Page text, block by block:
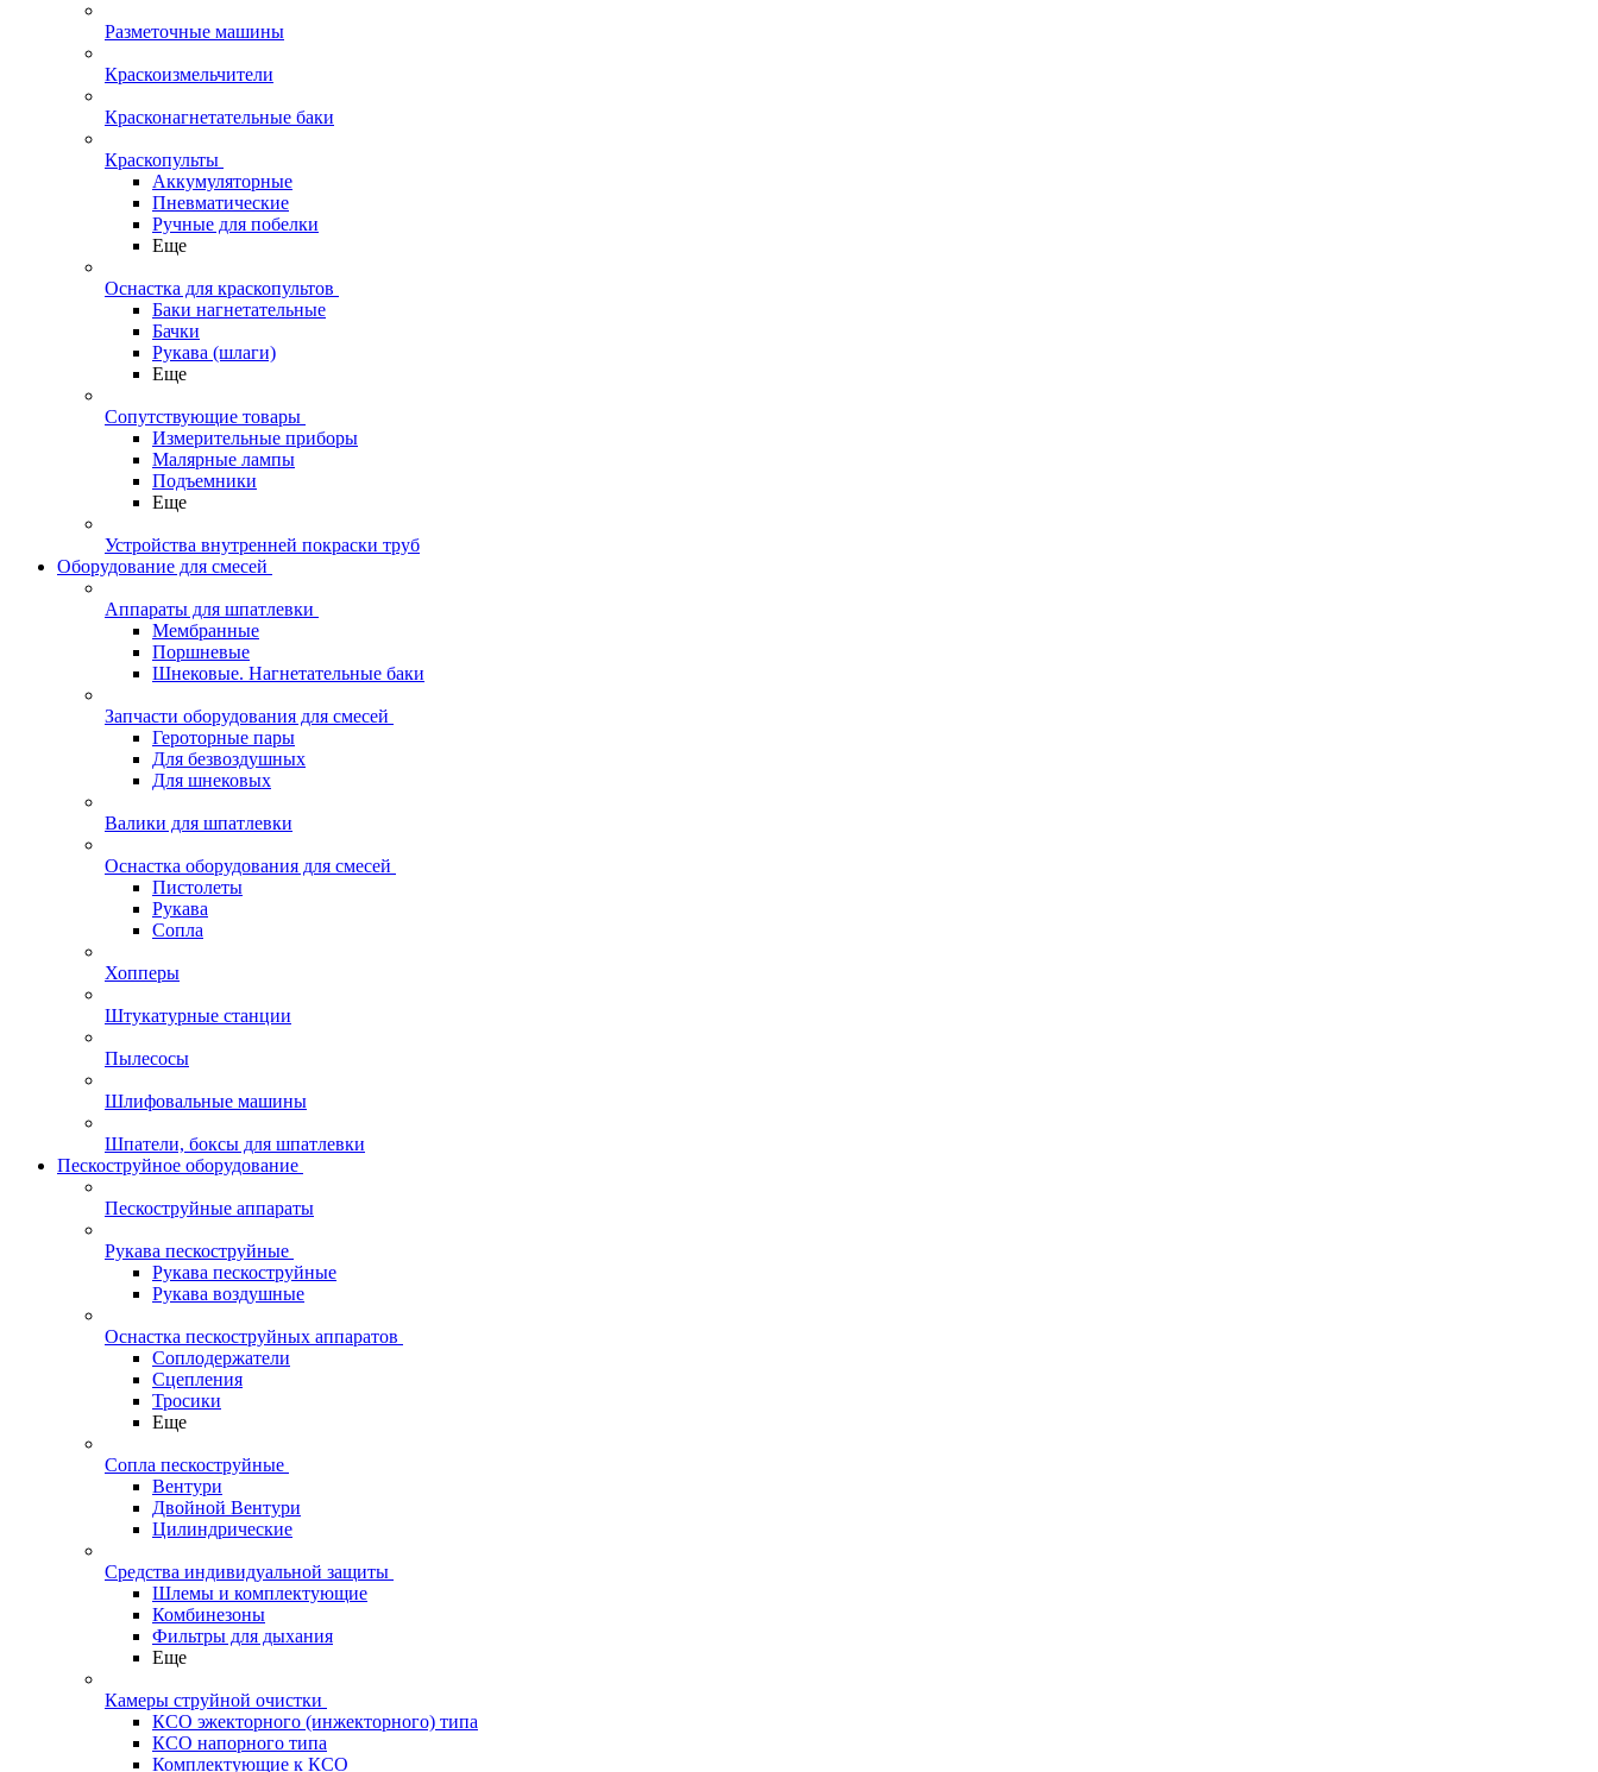
Разметочные машины
Краскоизмельчители
Красконагнетательные баки
Краскопульты
Аккумуляторные
Пневматические
Ручные для побелки
Еще
Оснастка для краскопультов
Баки нагнетательные
Бачки
Рукава (шлаги)
Еще
Сопутствующие товары
Измерительные приборы
Малярные лампы
Подъемники
Еще
Устройства внутренней покраски труб
Оборудование для смесей
Аппараты для шпатлевки
Мембранные
Поршневые
Шнековые. Нагнетательные баки
Запчасти оборудования для смесей
Героторные пары
Для безвоздушных
Для шнековых
Валики для шпатлевки
Оснастка оборудования для смесей
Пистолеты
Рукава
Сопла
Хопперы
Штукатурные станции
Пылесосы
Шлифовальные машины
Шпатели, боксы для шпатлевки
Пескоструйное оборудование
Пескоструйные аппараты
Рукава пескоструйные
Рукава пескоструйные
Рукава воздушные
Оснастка пескоструйных аппаратов
Соплодержатели
Сцепления
Тросики
Еще
Сопла пескоструйные
Вентури
Двойной Вентури
Цилиндрические
Средства индивидуальной защиты
Шлемы и комплектующие
Комбинезоны
Фильтры для дыхания
Еще
Камеры струйной очистки
КСО эжекторного (инжекторного) типа
КСО напорного типа
Комплектующие к КСО